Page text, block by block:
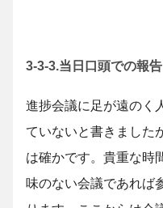
3-3-3.当日口頭での報
進捗会議に足が遠のく
ていないと書きました
は確かです。貴重な時
味のない会議であれば